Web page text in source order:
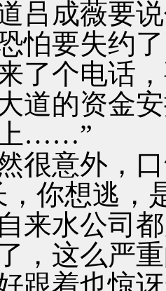
吕成薇要
怕要失约
了个电话
道的资金
上……”
很意外，
，你想逃，
来水公司
，这么严